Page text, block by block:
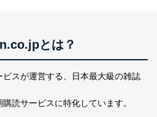
とは？
スが運営する、
日本最大級の雑誌
購読サービスに特化しています。